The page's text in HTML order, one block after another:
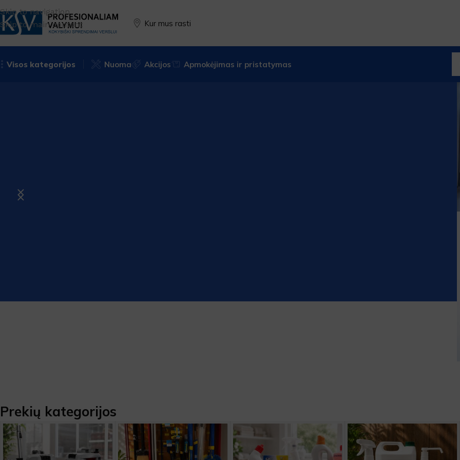
Skip to navigation
Skip to main content
Kur mus rasti
Visos kategorijos Nuoma Akcijos Apmokėjimas ir pristatymas
Prekių kategorijos